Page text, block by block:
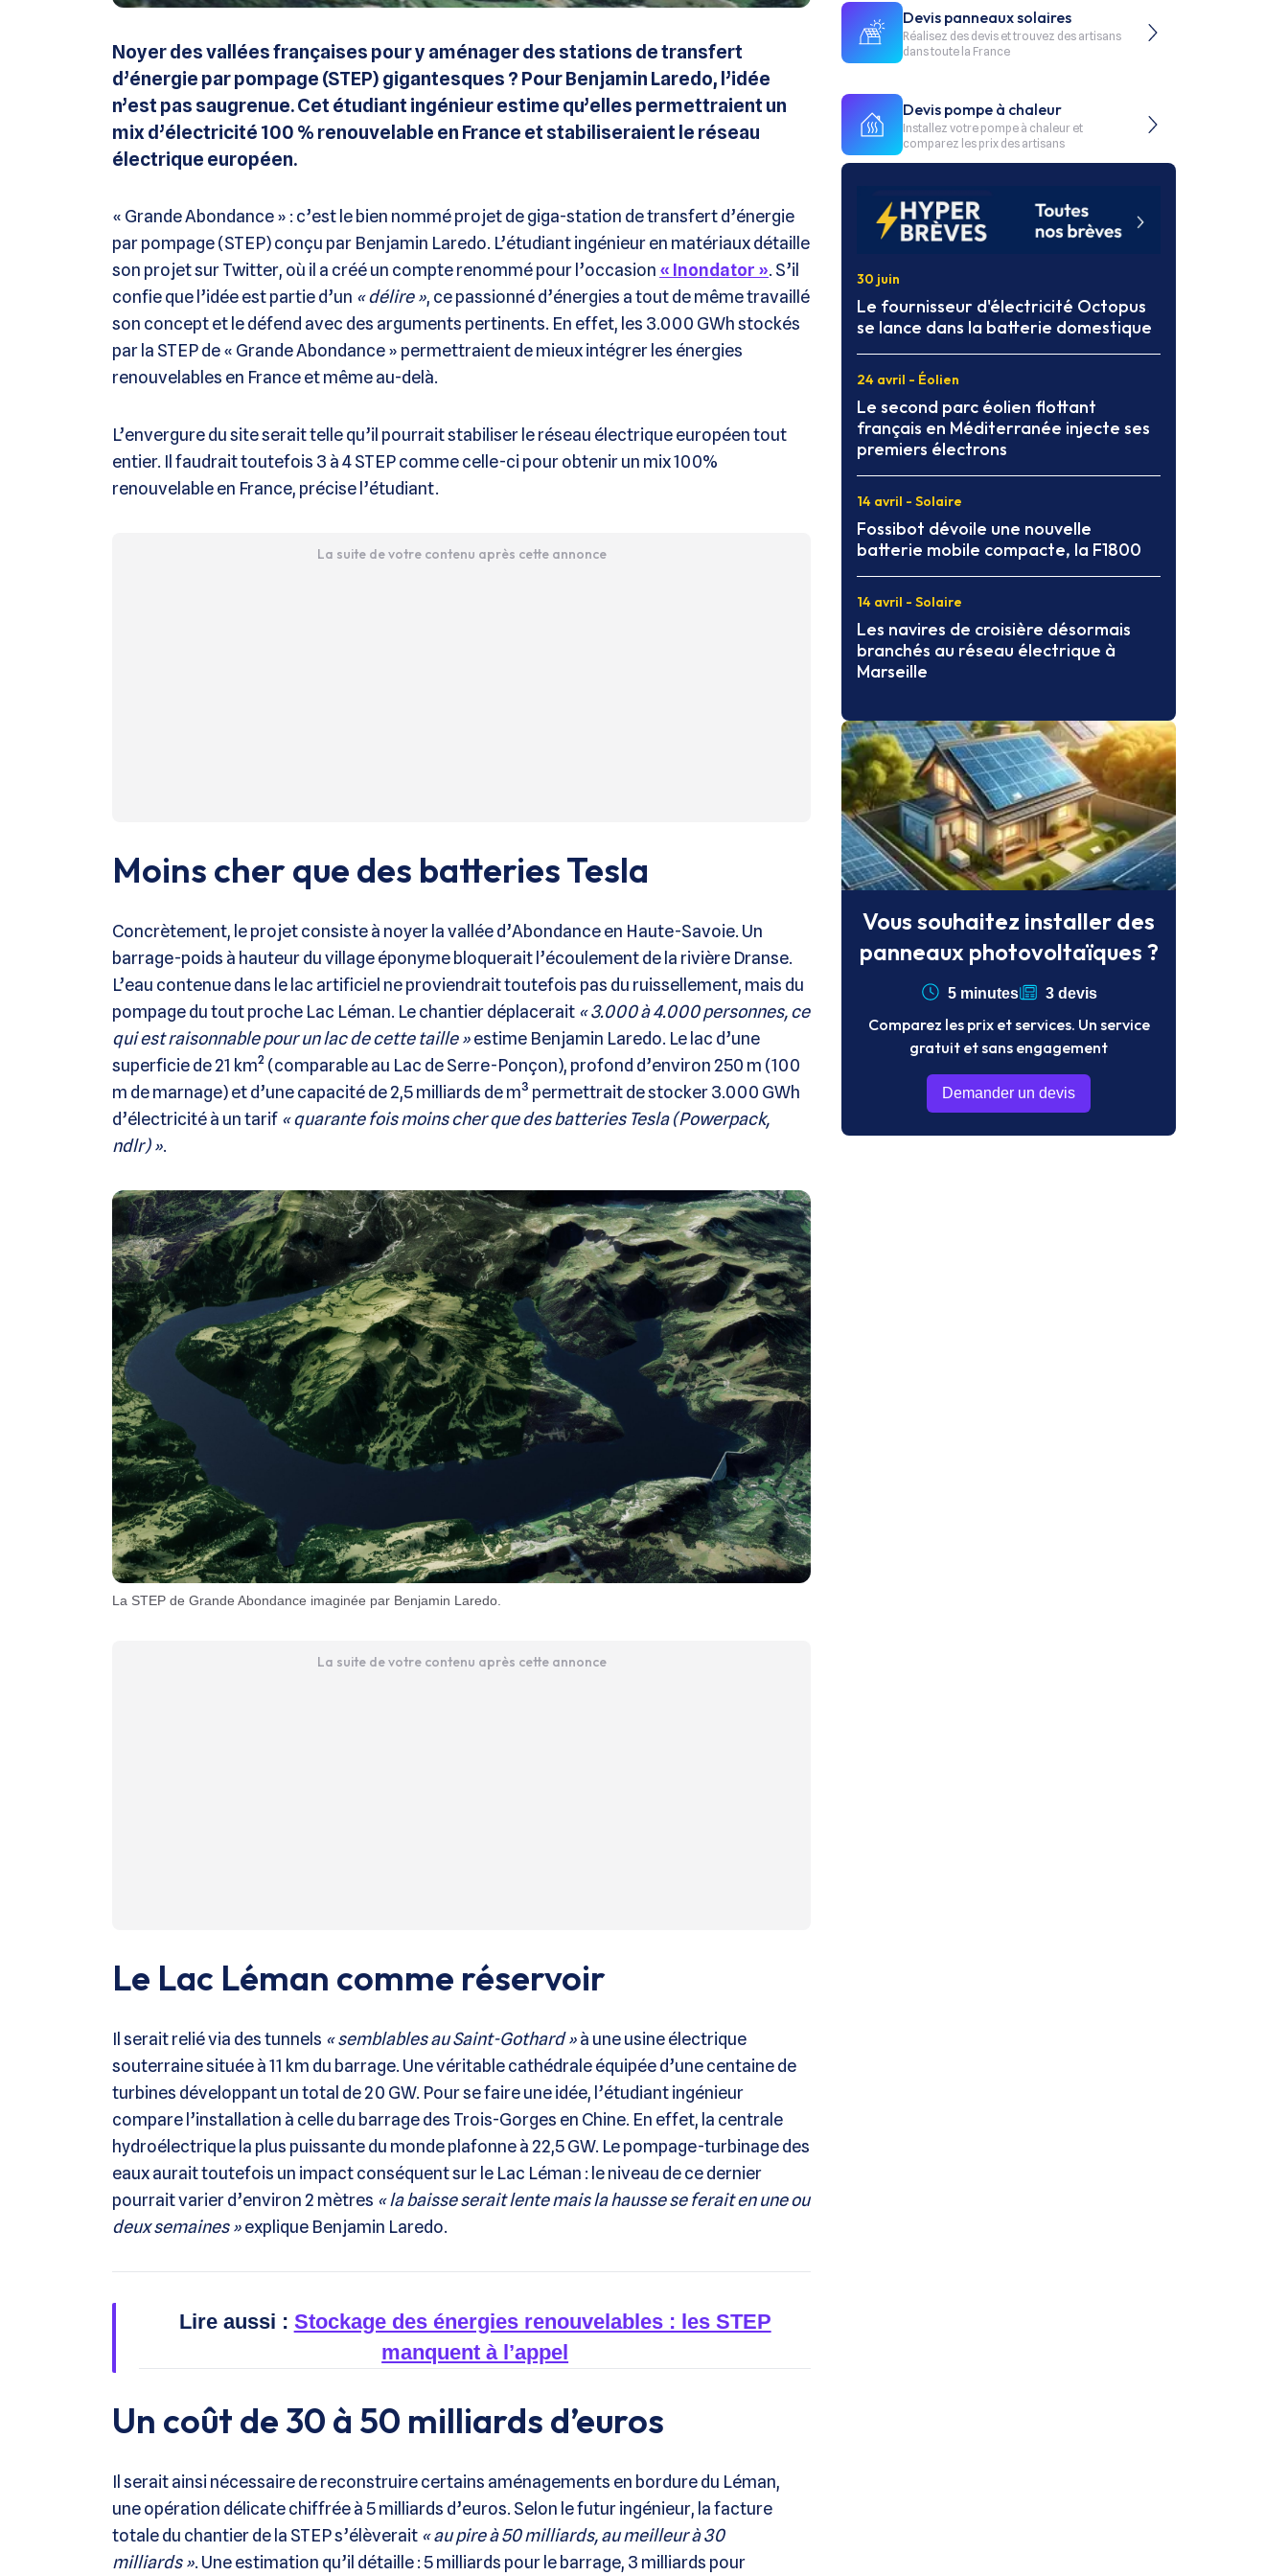
Noyer des vallées françaises pour y aménager des stations de transfert
d’énergie par pompage (STEP) gigantesques ? Pour Benjamin Laredo, l’idée
n’est pas saugrenue. Cet étudiant ingénieur estime qu’elles permettraient un
mix d’électricité 100 % renouvelable en France et stabiliseraient le réseau
électrique européen.
« Grande Abondance » : c’est le bien nommé projet de giga-station de transfert d’énergie
par pompage (STEP) conçu par Benjamin Laredo. L’étudiant ingénieur en matériaux détaille
son projet sur Twitter, où il a créé un compte renommé pour l’occasion « Inondator ». S’il
confie que l’idée est partie d’un « délire », ce passionné d’énergies a tout de même travaillé
son concept et le défend avec des arguments pertinents. En effet, les 3.000 GWh stockés
par la STEP de « Grande Abondance » permettraient de mieux intégrer les énergies
renouvelables en France et même au-delà.
L’envergure du site serait telle qu’il pourrait stabiliser le réseau électrique européen tout
entier. Il faudrait toutefois 3 à 4 STEP comme celle-ci pour obtenir un mix 100%
renouvelable en France, précise l’étudiant.
La suite de votre contenu après cette annonce
Moins cher que des batteries Tesla
Concrètement, le projet consiste à noyer la vallée d’Abondance en Haute-Savoie. Un
barrage-poids à hauteur du village éponyme bloquerait l’écoulement de la rivière Dranse.
L’eau contenue dans le lac artificiel ne proviendrait toutefois pas du ruissellement, mais du
pompage du tout proche Lac Léman. Le chantier déplacerait « 3.000 à 4.000 personnes, ce
qui est raisonnable pour un lac de cette taille »estime Benjamin Laredo. Le lac d’une
superficie de 21 km² (comparable au Lac de Serre-Ponçon), profond d’environ 250 m (100
m de marnage) et d’une capacité de 2,5 milliards de m³ permettrait de stocker 3.000 GWh
d’électricité à un tarif « quarante fois moins cher que des batteries Tesla (Powerpack,
ndlr) ».
La STEP de Grande Abondance imaginée par Benjamin Laredo.
La suite de votre contenu après cette annonce
Le Lac Léman comme réservoir
Il serait relié via des tunnels « semblables au Saint-Gothard »à une usine électrique
souterraine située à 11 km du barrage. Une véritable cathédrale équipée d’une centaine de
turbines développant un total de 20 GW. Pour se faire une idée, l’étudiant ingénieur
compare l’installation à celle du barrage des Trois-Gorges en Chine. En effet, la centrale
hydroélectrique la plus puissante du monde plafonne à 22,5 GW. Le pompage-turbinage des
eaux aurait toutefois un impact conséquent sur le Lac Léman : le niveau de ce dernier
pourrait varier d’environ 2 mètres « la baisse serait lente mais la hausse se ferait en une ou
deux semaines »explique Benjamin Laredo.
Lire aussi : Stockage des énergies renouvelables : les STEP
manquent à l’appel
Un coût de 30 à 50 milliards d’euros
Il serait ainsi nécessaire de reconstruire certains aménagements en bordure du Léman,
une opération délicate chiffrée à 5 milliards d’euros. Selon le futur ingénieur, la facture
totale du chantier de la STEP s’élèverait « au pire à 50 milliards, au meilleur à 30
milliards ». Une estimation qu’il détaille : 5 milliards pour le barrage, 3 milliards pour
Devis panneaux solaires
Réalisez des devis et trouvez des artisans
dans toute la France
Devis pompe à chaleur
Installez votre pompe à chaleur et
comparez les prix des artisans
30 juin
Le fournisseur d'électricité Octopus
se lance dans la batterie domestique
24 avril - Éolien
Le second parc éolien flottant
français en Méditerranée injecte ses
premiers électrons
14 avril - Solaire
Fossibot dévoile une nouvelle
batterie mobile compacte, la F1800
14 avril - Solaire
Les navires de croisière désormais
branchés au réseau électrique à
Marseille
Vous souhaitez installer des
panneaux photovoltaïques ?
5 minutes 3 devis
Comparez les prix et services. Un service
gratuit et sans engagement
Demander un devis